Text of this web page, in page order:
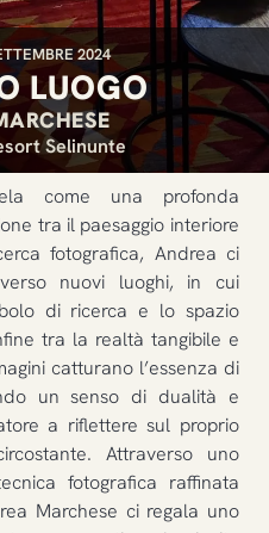
2024
LUOGO
Selinunte
come una profonda
tra il paesaggio interiore
fotografica, Andrea ci
nuovi luoghi, in cui
di ricerca e lo spazio
tra la realtà tangibile e
catturano l’essenza di
un senso di dualità e
a riflettere sul proprio
Attraverso uno
fotografica raffinata
Marchese ci regala uno